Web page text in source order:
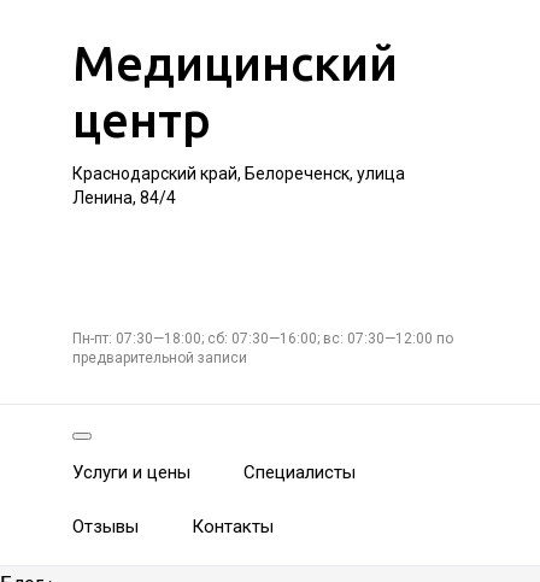
Медицинский
центр
Краснодарский край, Белореченск, улица
Ленина, 84/4
Пн-пт: 07:30—18:00; сб: 07:30—16:00; вс: 07:30—12:00 по
предварительной записи
Услуги и цены Специалисты
Отзывы Контакты